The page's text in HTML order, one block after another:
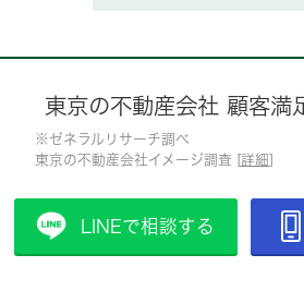
東京の不動産会社 顧客満
※ゼネラルリサーチ調べ
東京の不動産会社イメージ調査 [ 詳細
LINEで相談する